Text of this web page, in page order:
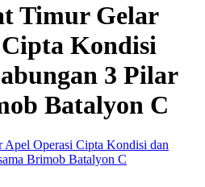
Timur Gelar
Kondisi
3 Pilar
Batalyon C